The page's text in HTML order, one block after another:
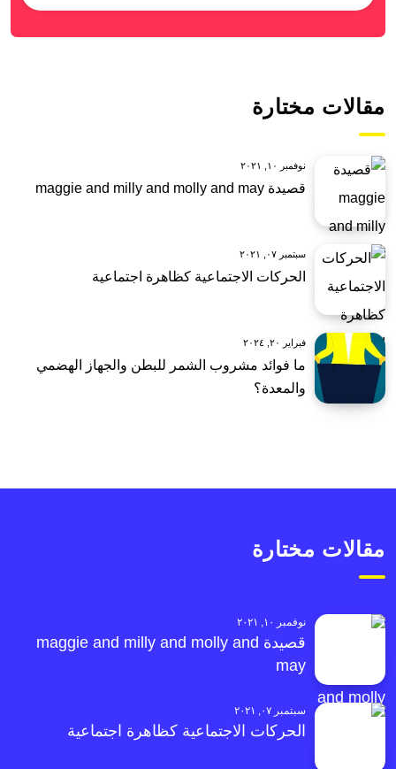
مقالات مختارة
نوفمبر ١٠, ٢٠٢١
قصيدة maggie and milly and molly and may
سبتمبر ٠٧, ٢٠٢١
الحركات الاجتماعية كظاهرة اجتماعية
فبراير ٢٠, ٢٠٢٤
ما فوائد مشروب الشمر للبطن والجهاز الهضمي
والمعدة؟
مقالات مختارة
نوفمبر ١٠, ٢٠٢١
قصيدة maggie and milly and molly and
may
سبتمبر ٠٧, ٢٠٢١
الحركات الاجتماعية كظاهرة اجتماعية